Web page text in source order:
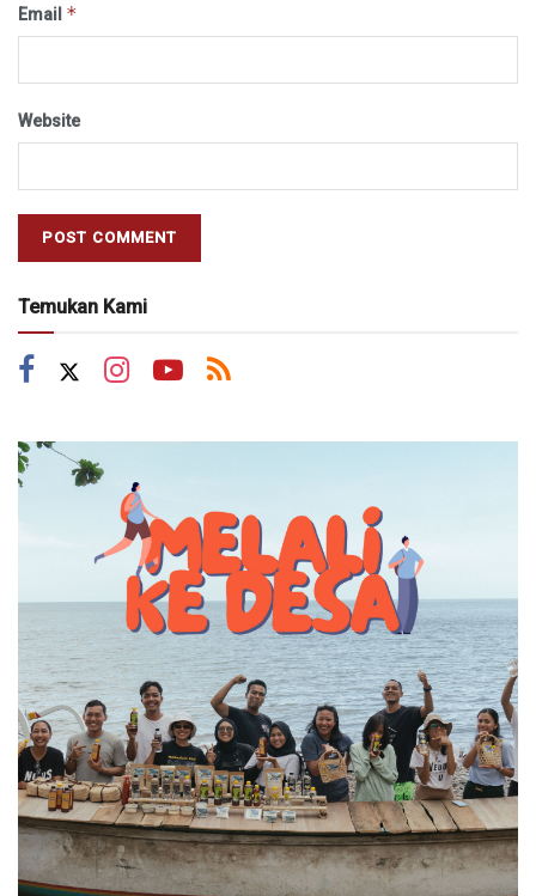
Email *
Website
Temukan Kami